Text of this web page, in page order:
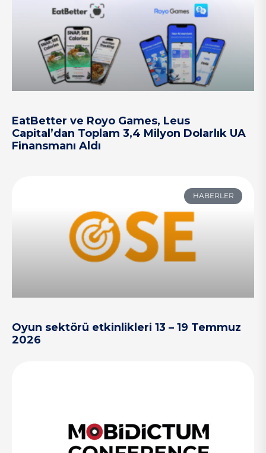
EatBetter ve Royo Games, Leus
Capital’dan Toplam 3,4 Milyon Dolarlık UA
Finansmanı Aldı
HABERLER
Oyun sektörü etkinlikleri 13 – 19 Temmuz
2026